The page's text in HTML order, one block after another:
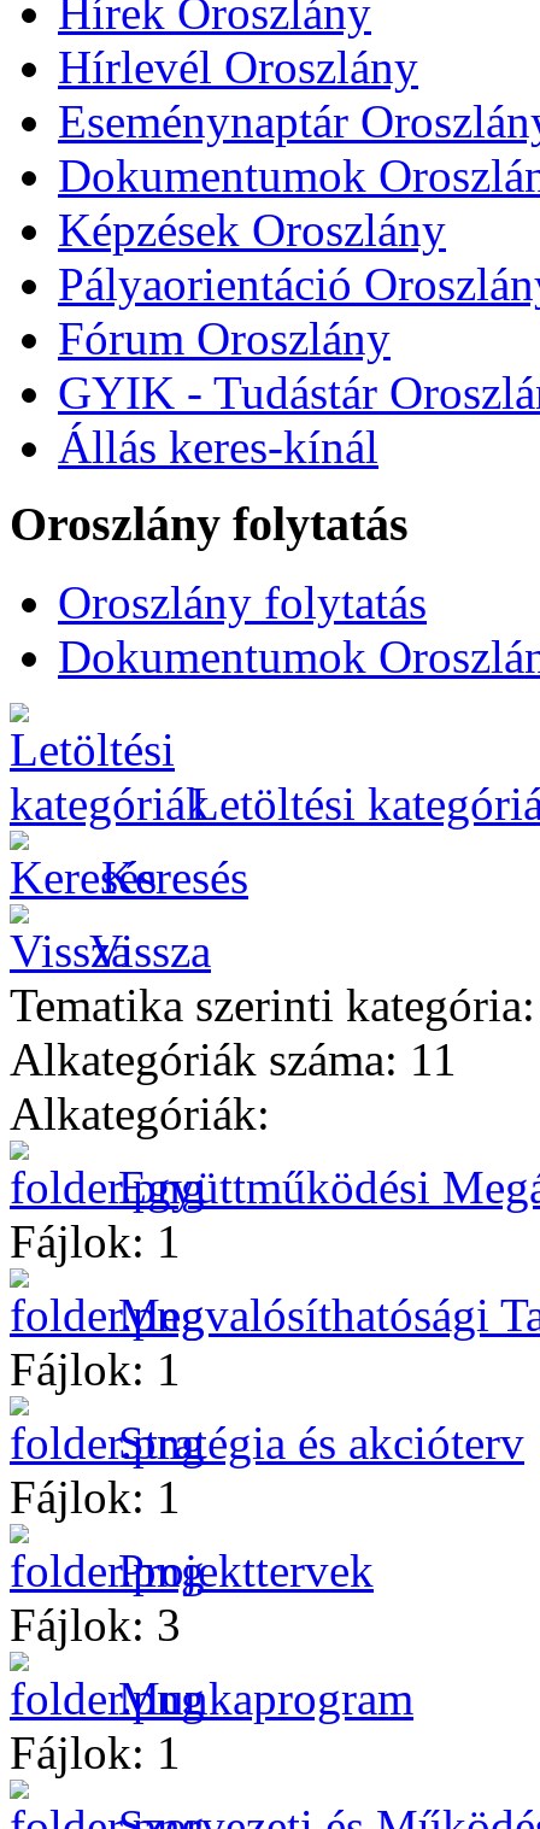
Hírek Oroszlány
Hírlevél Oroszlány
Eseménynaptár
Dokumentumok
Képzések Oroszlány
Pályaorientáció
Fórum Oroszlány
GYIK - Tudástár
Állás keres-kínál
Oroszlány folytatás
Oroszlány folytatás
Dokumentumok
Letöltési
Keresés
Vissza
Tematika szerinti
Alkategóriák száma: 11
Alkategóriák:
Együttműködési
Fájlok: 1
Megvalósíthatósági
Fájlok: 1
Stratégia és akcióterv
Fájlok: 1
Projekttervek
Fájlok: 3
Munkaprogram
Fájlok: 1